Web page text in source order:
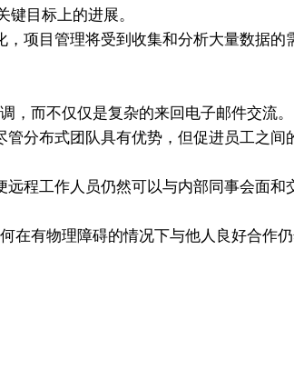
目标上的进展。
项目管理将受到收集和分析大量数据的
而不仅仅是复杂的来回电子邮件交流。
分布式团队具有优势，但促进员工之间
程工作人员仍然可以与内部同事会面和
有物理障碍的情况下与他人良好合作仍